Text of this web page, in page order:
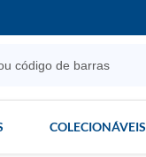
COLECIONÁVEIS